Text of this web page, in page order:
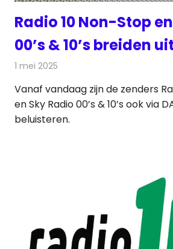
Radio 10 Non-Stop
00’s & 10’s breiden
1 mei 2025
Vanaf vandaag zijn de zenders
en Sky Radio 00’s & 10’s ook via
beluisteren.